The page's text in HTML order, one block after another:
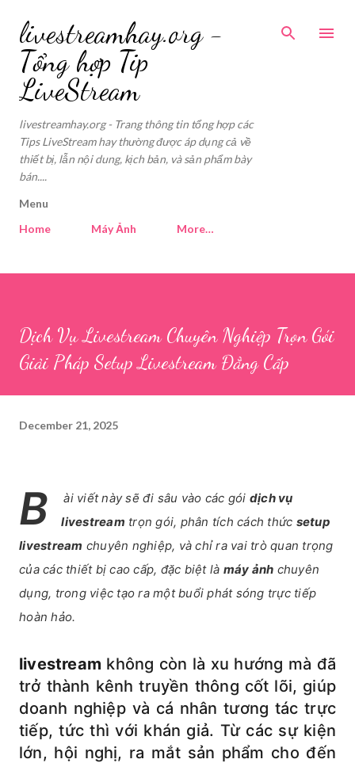
livestreamhay.org -
Tổng hợp Tip
LiveStream
livestreamhay.org - Trang thông tin tổng hợp các
Tips LiveStream hay thường được áp dụng cả về
thiết bị, lẫn nội dung, kịch bản, và sản phẩm bày
bán....
Menu
Home
Máy Ảnh More…
Dịch Vụ Livestream Chuyên Nghiệp Trọn Gói
Giải Pháp Setup Livestream Đẳng Cấp
December 21, 2025
B ài viết này sẽ đi sâu vào các gói dịch vụ
livestream trọn gói, phân tích cách thức setup
livestream chuyên nghiệp, và chỉ ra vai trò quan trọng
của các thiết bị cao cấp, đặc biệt là máy ảnh chuyên
dụng, trong việc tạo ra một buổi phát sóng trực tiếp
hoàn hảo.
livestream không còn là xu hướng mà đã
trở thành kênh truyền thông cốt lõi, giúp
doanh nghiệp và cá nhân tương tác trực
tiếp, tức thì với khán giả. Từ các sự kiện
lớn, hội nghị, ra mắt sản phẩm cho đến